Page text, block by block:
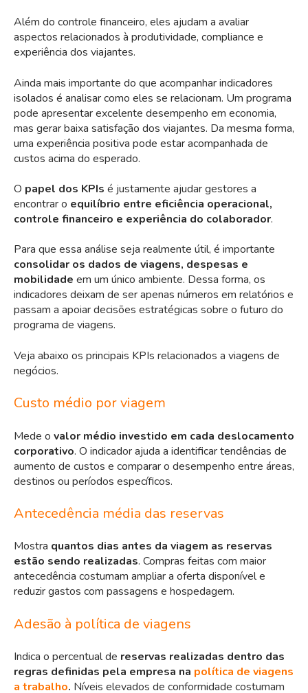
Além do controle financeiro, eles ajudam a avaliar
aspectos relacionados à produtividade, compliance e
experiência dos viajantes.
Ainda mais importante do que acompanhar indicadores
isolados é analisar como eles se relacionam. Um programa
pode apresentar excelente desempenho em economia,
mas gerar baixa satisfação dos viajantes. Da mesma forma,
uma experiência positiva pode estar acompanhada de
custos acima do esperado.
O papel dos KPIs é justamente ajudar gestores a
encontrar o equilíbrio entre eficiência operacional,
controle financeiro e experiência do colaborador.
Para que essa análise seja realmente útil, é importante
consolidar os dados de viagens, despesas e
mobilidade em um único ambiente. Dessa forma, os
indicadores deixam de ser apenas números em relatórios e
passam a apoiar decisões estratégicas sobre o futuro do
programa de viagens.
Veja abaixo os principais KPIs relacionados a viagens de
negócios.
Custo médio por viagem
Mede o valor médio investido em cada deslocamento
corporativo. O indicador ajuda a identificar tendências de
aumento de custos e comparar o desempenho entre áreas,
destinos ou períodos específicos.
Antecedência média das reservas
Mostra quantos dias antes da viagem as reservas
estão sendo realizadas. Compras feitas com maior
antecedência costumam ampliar a oferta disponível e
reduzir gastos com passagens e hospedagem.
Adesão à política de viagens
Indica o percentual de reservas realizadas dentro das
regras definidas pela empresa na política de viagens
a trabalho. Níveis elevados de conformidade costumam